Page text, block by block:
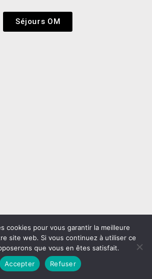
Séjours OM
Mentions légales
cookies pour vous garantir la meilleure
site web. Si vous continuez à utiliser ce
que vous en êtes satisfait.
Accepter
Refuser